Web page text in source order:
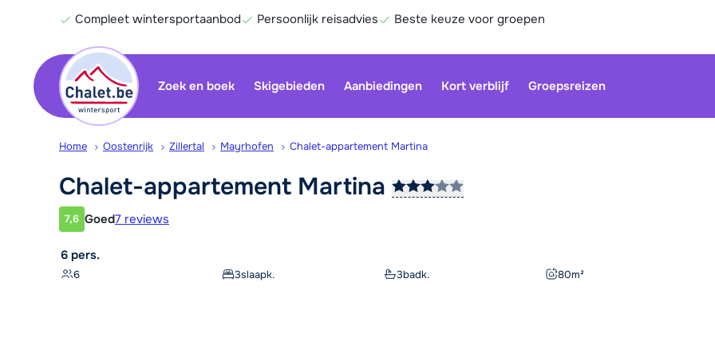
Compleet wintersportaanbod Persoonlijk reisadvies Beste keuze voor groepen
Zoek en boek Skigebieden Aanbiedingen Kort verblijf Groepsreizen
Home Oostenrijk Zillertal Mayrhofen Chalet-appartement Martina
Chalet-appartement Martina
Klantwaardering
7,6 Goed7 reviews
6 pers.
6 3slaapk. 3badk. 80m²